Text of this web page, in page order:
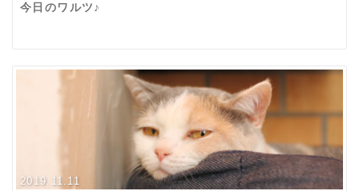
今日のワルツ♪
2019.11.11